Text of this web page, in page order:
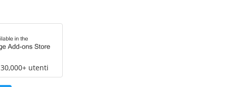
30,000+ utenti